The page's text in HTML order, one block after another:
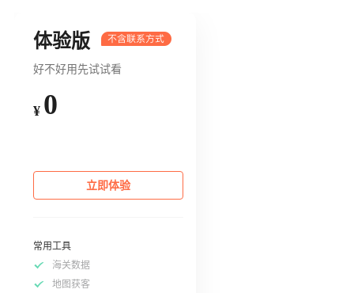
体验版
好不好用先试试看
¥ 0
立即体验
常用工具
海关数据
地图获客